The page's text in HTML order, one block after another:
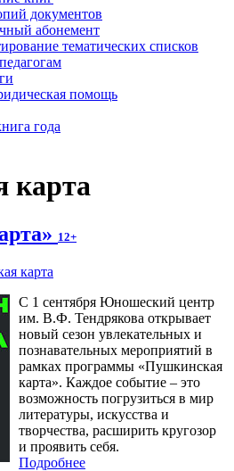
документов
абонемент
тематических списков
помощь
года
карта
12+
карта
С 1 сентября Юношеский центр
им. В.Ф. Тендрякова открывает
новый сезон увлекательных и
познавательных мероприятий в
рамках программы «Пушкинская
карта». Каждое событие – это
возможность погрузиться в мир
литературы, искусства и
творчества, расширить кругозор
и проявить себя.
Подробнее